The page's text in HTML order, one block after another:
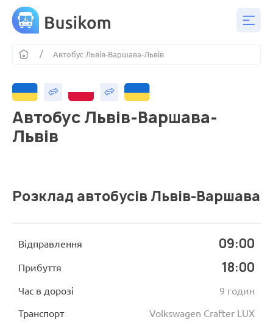
Автобус Львів-Варшава-Львів
Автобус Львів-Варшава-
Львів
Розклад автобусів Львів-Варшава
Відправлення 09:00
Прибуття 18:00
Час в дорозі 9 годин
Транспорт Volkswagen Crafter LUX